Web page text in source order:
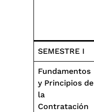
SEMESTRE I
Fundamentos
y Principios de
la
Contratación